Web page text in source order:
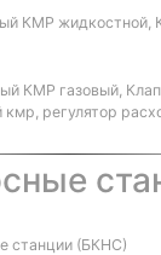
КМР
КМР газовый,
регулятор
станции (БКНС)